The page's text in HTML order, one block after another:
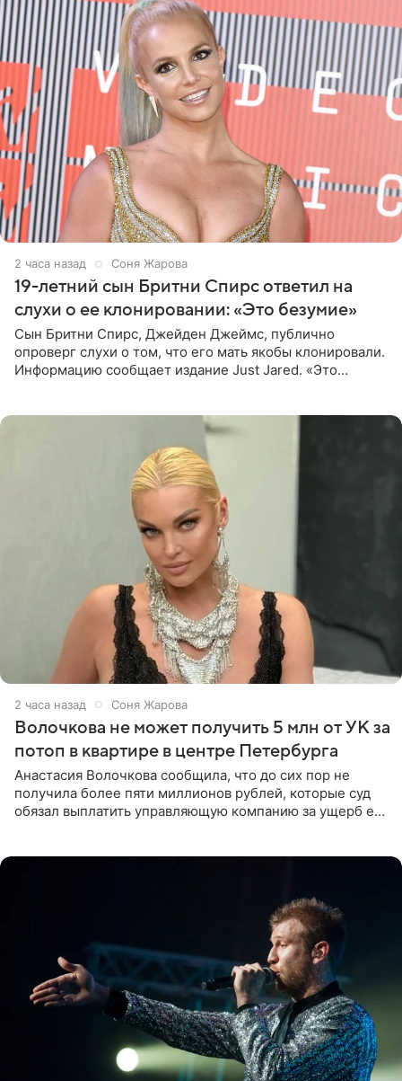
2 часа назад Соня Жарова
19-летний сын Бритни Спирс ответил на
слухи о ее клонировании: «Это безумие»
Сын Бритни Спирс, Джейден Джеймс, публично
опроверг слухи о том, что его мать якобы клонировали.
Информацию сообщает издание Just Jared. «Это
2 часа назад Соня Жарова
Волочкова не может получить 5 млн от УК за
потоп в квартире в центре Петербурга
Анастасия Волочкова сообщила, что до сих пор не
получила более пяти миллионов рублей, которые суд
обязал выплатить управляющую компанию за ущерб ее